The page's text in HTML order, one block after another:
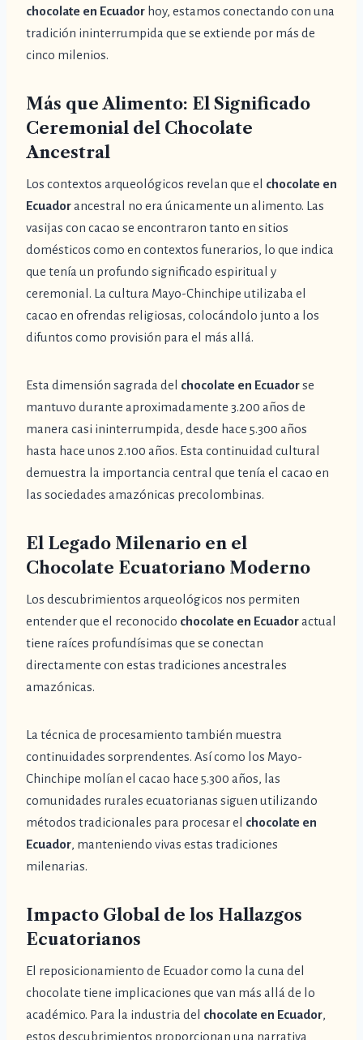
chocolate en Ecuador hoy, estamos conectando con una
tradición ininterrumpida que se extiende por más de
cinco milenios.
Más que Alimento: El Significado
Ceremonial del Chocolate
Ancestral
Los contextos arqueológicos revelan que el chocolate en
Ecuadorancestral no era únicamente un alimento. Las
vasijas con cacao se encontraron tanto en sitios
domésticos como en contextos funerarios, lo que indica
que tenía un profundo significado espiritual y
ceremonial. La cultura Mayo-Chinchipe utilizaba el
cacao en ofrendas religiosas, colocándolo junto a los
difuntos como provisión para el más allá.
Esta dimensión sagrada del chocolate en Ecuadorse
mantuvo durante aproximadamente 3.200 años de
manera casi ininterrumpida, desde hace 5.300 años
hasta hace unos 2.100 años. Esta continuidad cultural
demuestra la importancia central que tenía el cacao en
las sociedades amazónicas precolombinas.
El Legado Milenario en el
Chocolate Ecuatoriano Moderno
Los descubrimientos arqueológicos nos permiten
entender que el reconocido chocolate en Ecuadoractual
tiene raíces profundísimas que se conectan
directamente con estas tradiciones ancestrales
amazónicas.
La técnica de procesamiento también muestra
continuidades sorprendentes. Así como los Mayo-
Chinchipe molían el cacao hace 5.300 años, las
comunidades rurales ecuatorianas siguen utilizando
métodos tradicionales para procesar el chocolate en
Ecuador, manteniendo vivas estas tradiciones
milenarias.
Impacto Global de los Hallazgos
Ecuatorianos
El reposicionamiento de Ecuador como la cuna del
chocolate tiene implicaciones que van más allá de lo
académico. Para la industria del chocolate en Ecuador,
estos descubrimientos proporcionan una narrativa